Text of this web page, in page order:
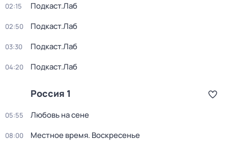
02:15 Подкаст.Лаб
02:50 Подкаст.Лаб
03:30 Подкаст.Лаб
04:20 Подкаст.Лаб
Россия 1
05:55 Любовь на сене
08:00 Местное время. Воскресенье